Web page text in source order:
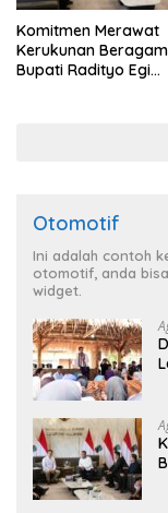
Komitmen Merawat
Kerukunan
Bupati Radityo Egi
Otomotif
Ini adalah contoh
otomotif, anda
widget.